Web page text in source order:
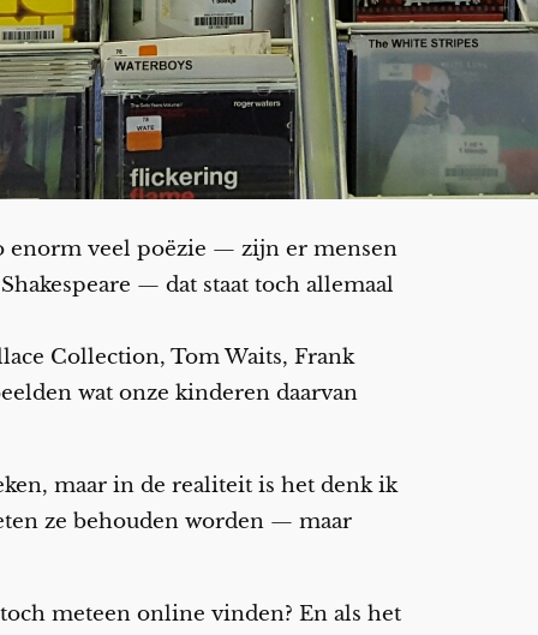
enorm veel poëzie — zijn er mensen
— dat staat toch allemaal
Collection, Tom Waits, Frank
wat onze kinderen daarvan
maar in de realiteit is het denk ik
ze behouden worden — maar
meteen online vinden? En als het